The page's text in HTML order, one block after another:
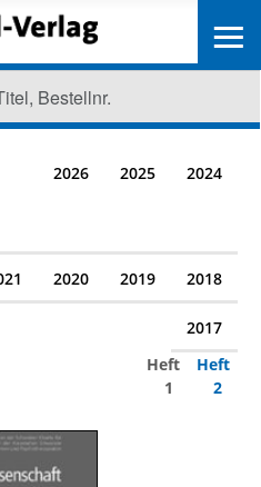
2026 2025 2024
2020 2019 2018
2017
Heft
1
Heft
2
≡